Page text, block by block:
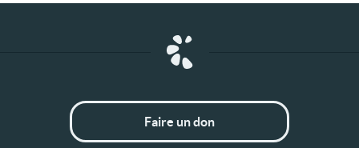
Faire un don